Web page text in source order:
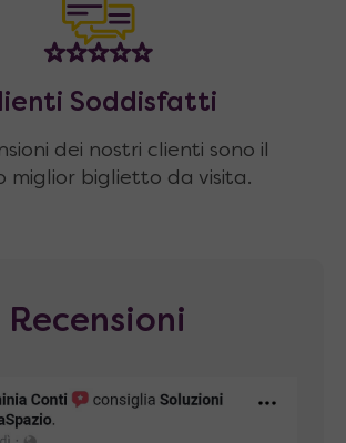
Soddisfatti
dei nostri clienti sono il
miglior biglietto da visita.
Recensioni